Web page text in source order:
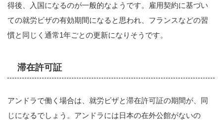
得後、入国になるのが一般的なようです。雇用契約に基づい
ての就労ビザの有効期間になると思われ、フランスなどの習
慣と同じく通常1年ごとの更新になりそうです。
滞在許可証
アンドラで働く場合は、就労ビザと滞在許可証の期間が、同
じになるでしょう。アンドラには日本の在外公館がないの